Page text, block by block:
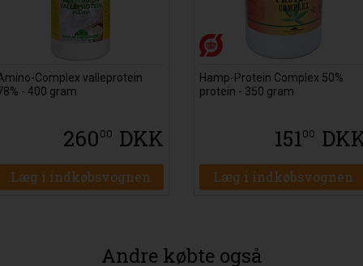
Complex valleprotein
- 400 gram
26000 DKK
Læg i indkøbsvognen
Hamp-Protein Complex 50%
protein - 350 gram
15100
Læg i indkøbsvognen
Andre købte også